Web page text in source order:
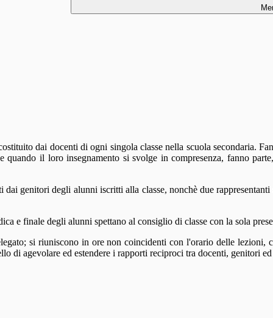
dai docenti di ogni singola classe nella scuola secondaria.
il loro insegnamento si svolge in compresenza, fanno
genitori degli alunni iscritti alla classe, nonchè due
e finale degli alunni spettano al consiglio di classe con la sola
si riuniscono in ore non coincidenti con l'orario delle
di agevolare ed estendere i rapporti reciproci tra docenti, genitori